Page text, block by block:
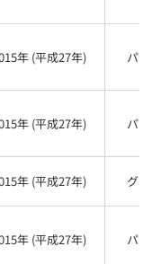
年 (平成27年) パール
年 (平成27年) パール
年 (平成27年) グレー
年 (平成27年) パール